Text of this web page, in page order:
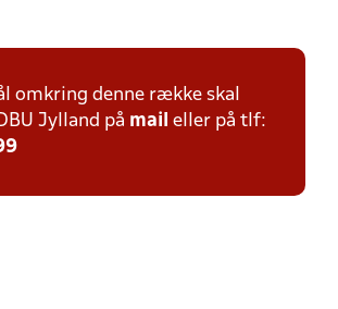
omkring denne række skal
Jylland på mail eller på tlf: